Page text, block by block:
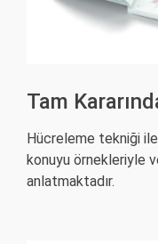
Tam
Hücreleme tekniği
konuyu örnekleriyle
anlatmaktadır.